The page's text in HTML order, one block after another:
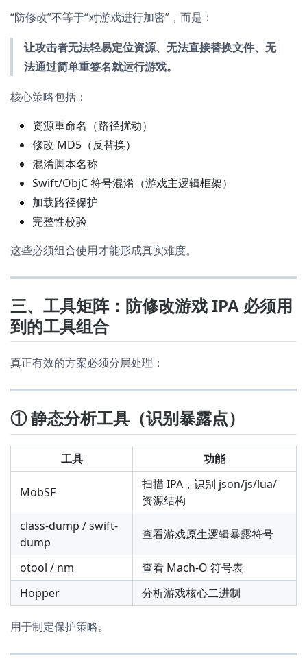
“防修改”不等于“对游戏进行加密”，而是：
让攻击者无法轻易定位资源、无法直接替换文件、无
法通过简单重签名就运行游戏。
核心策略包括：
资源重命名（路径扰动）
修改 MD5（反替换）
混淆脚本名称
Swift/ObjC 符号混淆（游戏主逻辑框架）
加载路径保护
完整性校验
这些必须组合使用才能形成真实难度。
三、工具矩阵：防修改游戏 IPA 必须用
到的工具组合
真正有效的方案必须分层处理：
① 静态分析工具（识别暴露点）
工具 功能
MobSF
扫描 IPA，识别 json/js/lua/
资源结构
class-dump / swift-
dump
查看游戏原生逻辑暴露符号
otool / nm
查看 Mach-O 符号表
Hopper
分析游戏核心二进制
用于制定保护策略。